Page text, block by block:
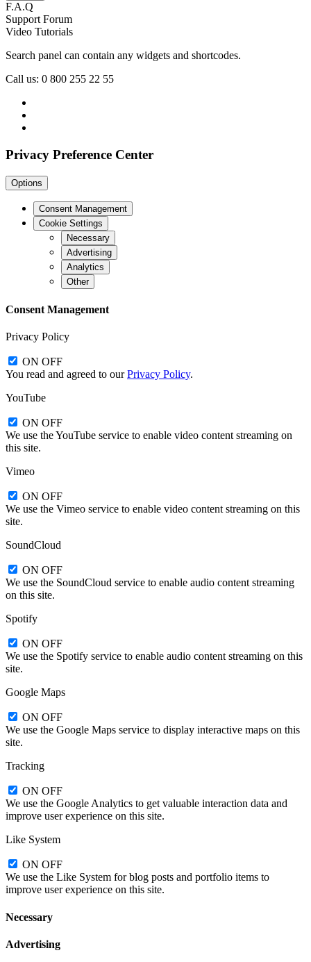
F.A.Q
Support Forum
Video Tutorials
Search panel can contain any widgets and shortcodes.
Call us: 0 800 255 22 55
Privacy Preference Center
Options
Consent Management
Cookie Settings
Necessary
Advertising
Analytics
Other
Consent Management
Privacy Policy
ON OFF
You read and agreed to ourPrivacy Policy.
YouTube
ON OFF
We use the YouTube service to enable video content streaming on
this site.
Vimeo
ON OFF
We use the Vimeo service to enable video content streaming on this
site.
SoundCloud
ON OFF
We use the SoundCloud service to enable audio content streaming
on this site.
Spotify
ON OFF
We use the Spotify service to enable audio content streaming on this
site.
Google Maps
ON OFF
We use the Google Maps service to display interactive maps on this
site.
Tracking
ON OFF
We use the Google Analytics to get valuable interaction data and
improve user experience on this site.
Like System
ON OFF
We use the Like System for blog posts and portfolio items to
improve user experience on this site.
Necessary
Advertising